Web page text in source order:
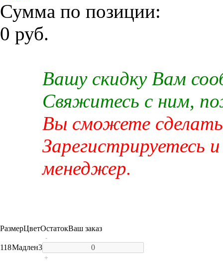
Сумма по позиции:
0 руб.
Вашу скидку Вам
Свяжитесь с ним,
Вы сможете сделать
Зарегистрируетесь
менеджер.
РазмерЦветОстатокВаш заказ
118Мадлен3
-
+